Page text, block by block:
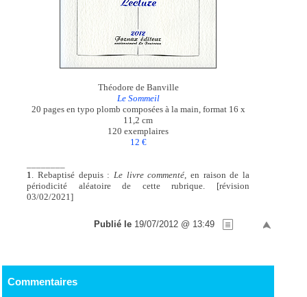
Théodore de Banville
Le Sommeil
20 pages en typo plomb composées à la main, format 16 x
11,2 cm
120 exemplaires
12 €
1
. Rebaptisé depuis : Le livre commenté , en raison de la
périodicité aléatoire de cette rubrique. [révision
03/02/2021]
Publié le 19/07/2012 @ 13:49
Commentaires